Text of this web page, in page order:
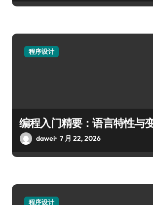
程序设计
编程入门精要：语言特性与
dawei 7 月 22, 2026
程序设计